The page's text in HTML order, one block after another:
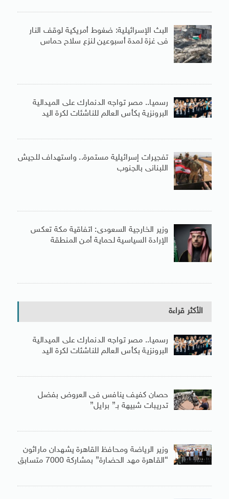
البث الإسرائيلية: ضغوط أمريكية لوقف النار
فى غزة لمدة أسبوعين لنزع سلاح حماس
رسميا.. مصر تواجه الدنمارك على الميدالية
البرونزية بكأس العالم للناشئات لكرة اليد
تفجيرات إسرائيلية مستمرة.. واستهداف للجيش
اللبنانى بالجنوب
وزير الخارجية السعودى: اتفاقية مكة تعكس
الإرادة السياسية لحماية أمن المنطقة
الأكثر قراءة
رسميا.. مصر تواجه الدنمارك على الميدالية
البرونزية بكأس العالم للناشئات لكرة اليد
حصان كفيف ينافس فى العروض بفضل
تدريبات شبيهة بـ” برايل”
وزير الرياضة ومحافظ القاهرة يشهدان ماراثون
“القاهرة مهد الحضارة” بمشاركة 7000 متسابق